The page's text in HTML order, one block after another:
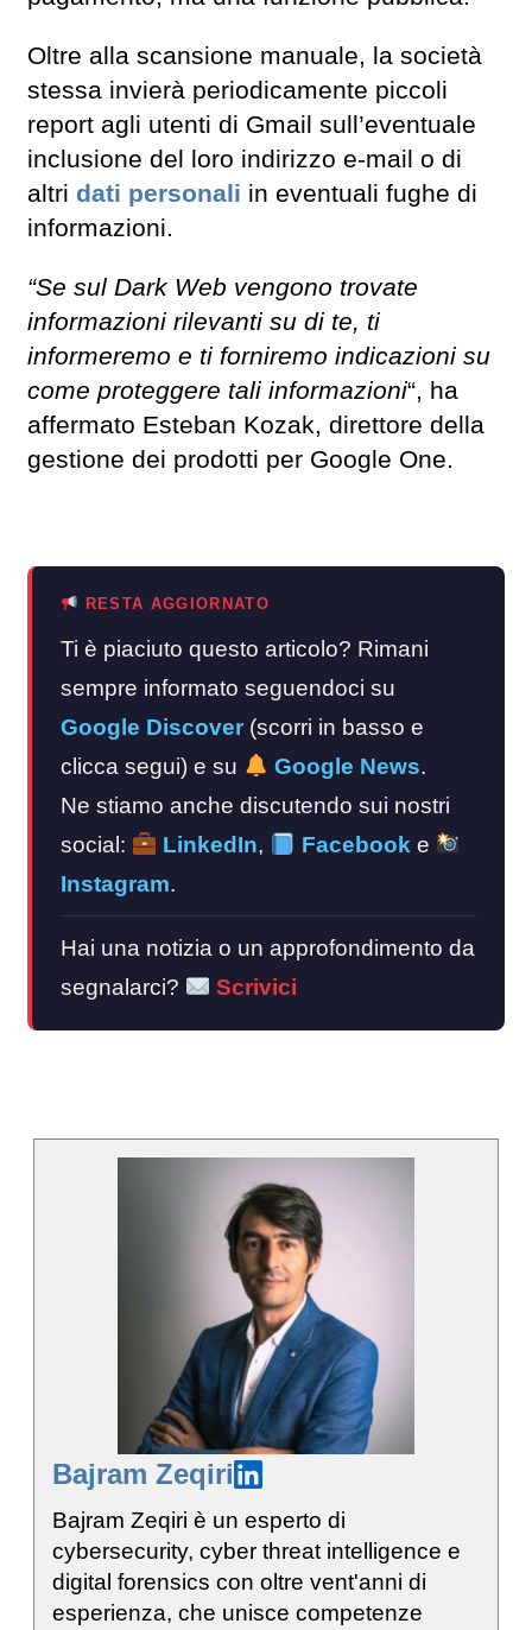
Oltre alla scansione manuale, la società
stessa invierà periodicamente piccoli
report agli utenti di Gmail sull’eventuale
inclusione del loro indirizzo e-mail o di
altri dati personali in eventuali fughe di
informazioni.
“Se sul Dark Web vengono trovate
informazioni rilevanti su di te, ti
informeremo e ti forniremo indicazioni su
come proteggere tali informazioni“, ha
affermato Esteban Kozak, direttore della
gestione dei prodotti per Google One.
RESTA AGGIORNATO
Ti è piaciuto questo articolo? Rimani
sempre informato seguendoci su
Google Discover (scorri in basso e
clicca segui) e su
Google News.
Ne stiamo anche discutendo sui nostri
social:
LinkedIn, Facebooke
Instagram.
Hai una notizia o un approfondimento da
segnalarci?
Scrivici
Bajram Zeqiri
Bajram Zeqiri è un esperto di
cybersecurity, cyber threat intelligence e
digital forensics con oltre vent'anni di
esperienza, che unisce competenze